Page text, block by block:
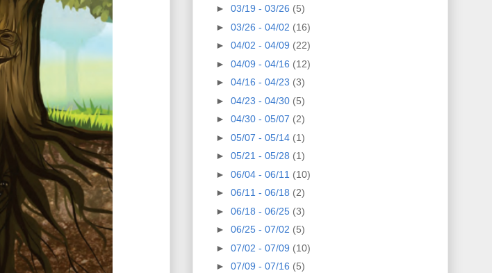
► 03/19 - 03/26 (5)
► 03/26 - 04/02 (16)
► 04/02 - 04/09 (22)
► 04/09 - 04/16 (12)
► 04/16 - 04/23 (3)
► 04/23 - 04/30 (5)
► 04/30 - 05/07 (2)
► 05/07 - 05/14 (1)
► 05/21 - 05/28 (1)
► 06/04 - 06/11 (10)
► 06/11 - 06/18 (2)
► 06/18 - 06/25 (3)
► 06/25 - 07/02 (5)
► 07/02 - 07/09 (10)
► 07/09 - 07/16 (5)